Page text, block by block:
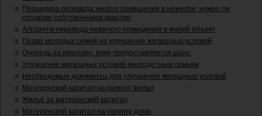
Процедура перевода жилого помещения в нежилое: нужно ли
согласие собственников квартир
Алгоритм перевода нежилого помещения в жилой объект
Право молодых семей на улучшение жилищных условий
Очередь на квартиру: кому предоставляется шанс
Улучшение жилищных условий многодетным семьям
Необходимые документы для улучшения жилищных условий
Материнский капитал на ремонт жилья
Жильё за материнский капитал
Материнский капитал на покупку дома